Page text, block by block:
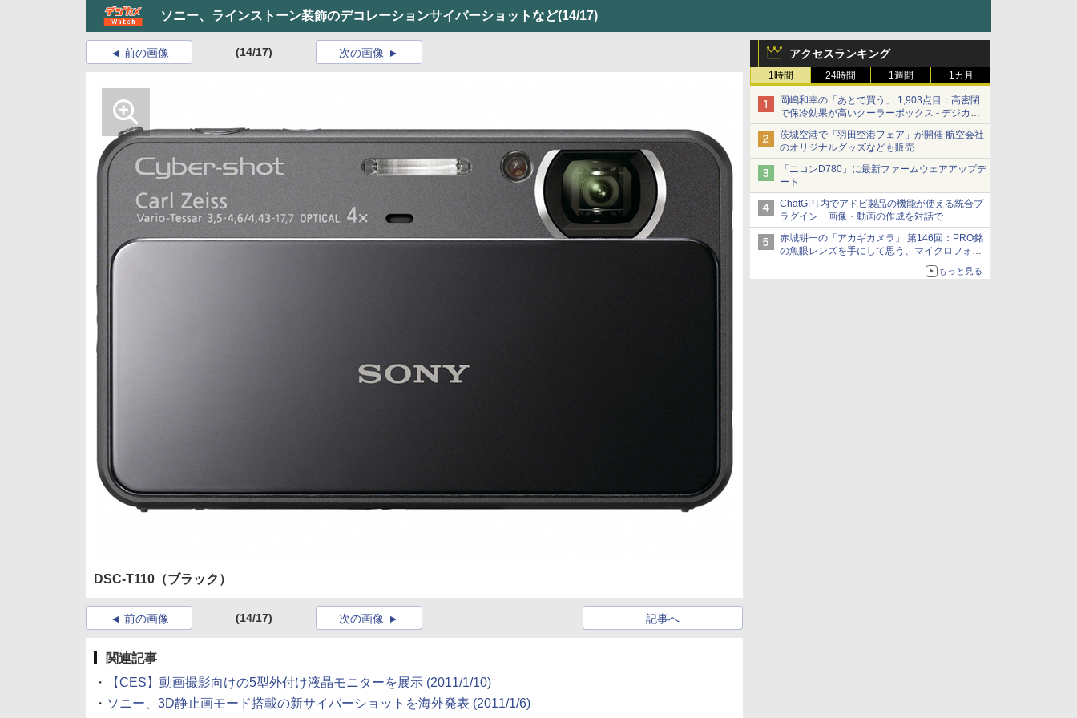
ソニー、ラインストーン装飾のデコレーションサイバーショットなど(14/17)
アクセスランキング
1時間 24時間 1週間 1カ月
岡嶋和幸の「あとで買う」 1,903点目：高密閉
で保冷効果が高いクーラーボックス - デジカメ
Watch
茨城空港で「羽田空港フェア」が開催 航空会社
のオリジナルグッズなども販売
「ニコンD780」に最新ファームウェアアップデ
ート
ChatGPT内でアドビ製品の機能が使える統合プ
ラグイン 画像・動画の作成を対話で
赤城耕一の「アカギカメラ」 第146回：PRO銘
の魚眼レンズを手にして思う、マイクロフォー
もっと見る
前の画像 (14/17) 次の画像
DSC-T110（ブラック）
前の画像 (14/17) 記事へ
次の画像
関連記事
・
【CES】動画撮影向けの5型外付け液晶モニターを展示 (2011/1/10)
・ ソニー、3D静止画モード搭載の新サイバーショットを海外発表 (2011/1/6)